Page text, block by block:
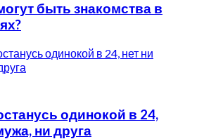
быть знакомства в
одинокой в 24,
ни друга